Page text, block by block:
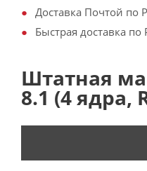
Доставка Почтой по
Быстрая доставка
Штатная
8.1 (4 ядра,